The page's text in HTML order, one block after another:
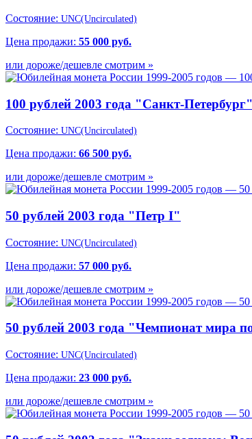
Состояние: UNC(Uncirculated)
Цена продажи: 55 000 руб.
или дороже/дешевле смотрим »
100 рублей 2003 года "Санкт-Петербург"
Состояние: UNC(Uncirculated)
Цена продажи: 66 500 руб.
или дороже/дешевле смотрим »
50 рублей 2003 года "Петр I"
Состояние: UNC(Uncirculated)
Цена продажи: 57 000 руб.
или дороже/дешевле смотрим »
50 рублей 2003 года "Чемпионат мира
Состояние: UNC(Uncirculated)
Цена продажи: 23 000 руб.
или дороже/дешевле смотрим »